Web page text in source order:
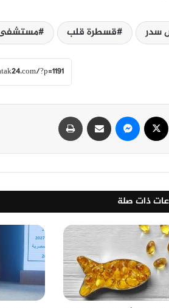
سدر قسطرة قلب
فيسبوك ماسنجر مشاركة عبر البريد
ذات صلة